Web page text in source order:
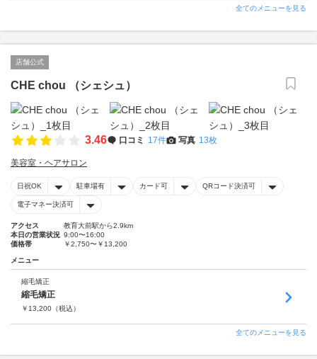
全てのメニューを見る
店舗公式
CHE chou （シェシュ）
3.46 口コミ 17件 写真 13枚
美容室・ヘアサロン
日祝OK 駐車場有 カード可 QRコード決済可
電子マネー決済可
アクセス
教育大前駅から2.9km
本日の営業状況 9:00〜16:00
価格帯
￥2,750〜￥13,200
メニュー
縮毛矯正
縮毛矯正
￥ 13,200 （税込）
全てのメニューを見る